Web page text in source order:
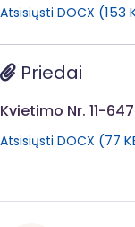
Atsisiųsti DOCX 153
Priedai
Kvietimo Nr. 11-
Atsisiųsti DOCX 77